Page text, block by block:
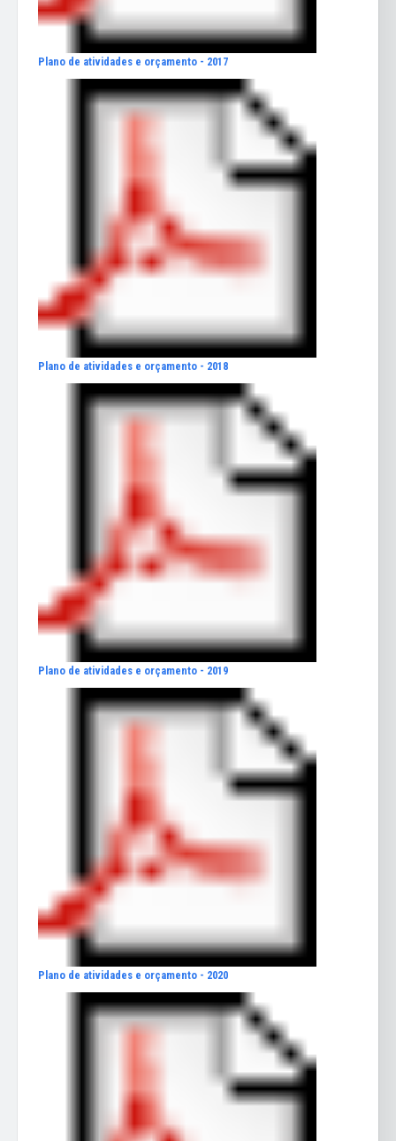
Plano de atividades e orçamento - 2017
Plano de atividades e orçamento - 2018
Plano de atividades e orçamento - 2019
Plano de atividades e orçamento - 2020